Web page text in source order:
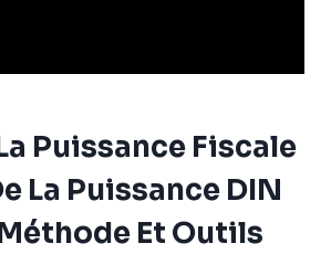
Puissance Fiscale
La Puissance DIN
Et Outils